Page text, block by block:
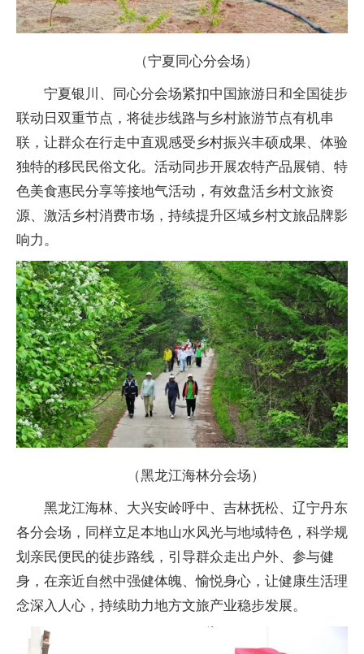
（宁夏同心分会场）
宁夏银川、同心分会场紧扣中国旅游日和全国徒步
联动日双重节点，将徒步线路与乡村旅游节点有机串
联，让群众在行走中直观感受乡村振兴丰硕成果、体验
独特的移民民俗文化。活动同步开展农特产品展销、特
色美食惠民分享等接地气活动，有效盘活乡村文旅资
源、激活乡村消费市场，持续提升区域乡村文旅品牌影
响力。
（黑龙江海林分会场）
黑龙江海林、大兴安岭呼中、吉林抚松、辽宁丹东
各分会场，同样立足本地山水风光与地域特色，科学规
划亲民便民的徒步路线，引导群众走出户外、参与健
身，在亲近自然中强健体魄、愉悦身心，让健康生活理
念深入人心，持续助力地方文旅产业稳步发展。